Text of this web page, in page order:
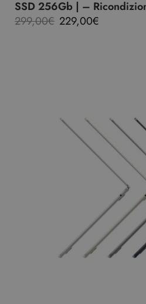
SSD 256Gb | –
299,00€ 229,00€